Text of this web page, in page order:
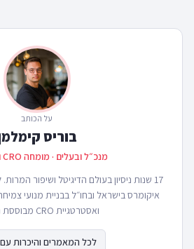
על הכותב
בוריס
מנכ״ל ובעלים · מומחה CRO ואיקומרס
איקומרס בישראל ובחו״ל בבניית מנועי
ואסטרטגיית CRO מבוססת נתונים.
לכל המאמרים והיכרות עם